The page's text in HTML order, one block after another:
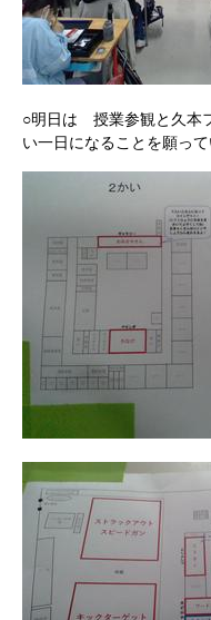
○明日は 授業参観と久本
い一日になることを願っ